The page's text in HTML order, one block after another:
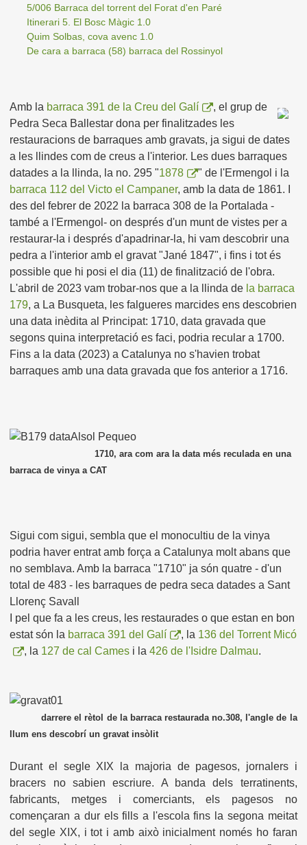
5/006 Barraca del torrent del Forat d'en Paré
Itinerari 5. El Bosc Màgic 1.0
Quim Solbas, cova avenc 1.0
De cara a barraca (58) barraca del Rossinyol
Amb la barraca 391 de la Creu del Galí
, el grup de
Pedra Seca Ballestar dona per finalitzades les
restauracions de barraques amb gravats, ja sigui de dates
a les llindes com de creus a l'interior. Les dues barraques
datades a la llinda, la no. 295 "1878
" de l'Ermengol i la
barraca 112 del Victo el Campaner, amb la data de 1861. I
des del febrer de 2022 la barraca 308 de la Portalada -
també a l'Ermengol- on després d'un munt de vistes per a
restaurar-la i després d'apadrinar-la, hi vam descobrir una
pedra a l'interior amb el gravat "Jané 1847", i fins i tot és
possible que hi posi el dia (11) de finalització de l'obra.
L'abril de 2023 vam trobar-nos que a la llinda de la barraca
179, a La Busqueta, les falgueres marcides ens descobrien
una data inèdita al Principat: 1710, data gravada que
segons quina interpretació es faci, podria recular a 1700.
Fins a la data (2023) aCatalunya no s'havien trobat
barraques amb una data gravada que fos anterior a 1716.
1710, ara com ara la data més reculada en una
barraca de vinya a CAT
Sigui com sigui, sembla que el monocultiu de la vinya
podria haver entrat amb força a Catalunya molt abans que
no semblava. Amb la barraca "1710" ja són quatre - d'un
total de 483 - les barraques de pedra seca datades a Sant
Llorenç Savall
I pel que fa a les creus, les restaurades o que estan en bon
estat són la barraca 391 del Galí , la 136 del Torrent Micó
, la 127 de cal Cames i la426 de l'Isidre Dalmau.
darrere el rètol de la barraca restaurada no.308, l'angle de la
llum ens descobrí un gravat insòlit
Durant el segle XIX la majoria de pagesos, jornalers i
bracers no sabien escriure. A banda dels terratinents,
fabricants, metges i comerciants, els pagesos no
començaran a dur els fills a l'escola fins la segona meitat
del segle XIX, i tot i amb això inicialment només ho faran